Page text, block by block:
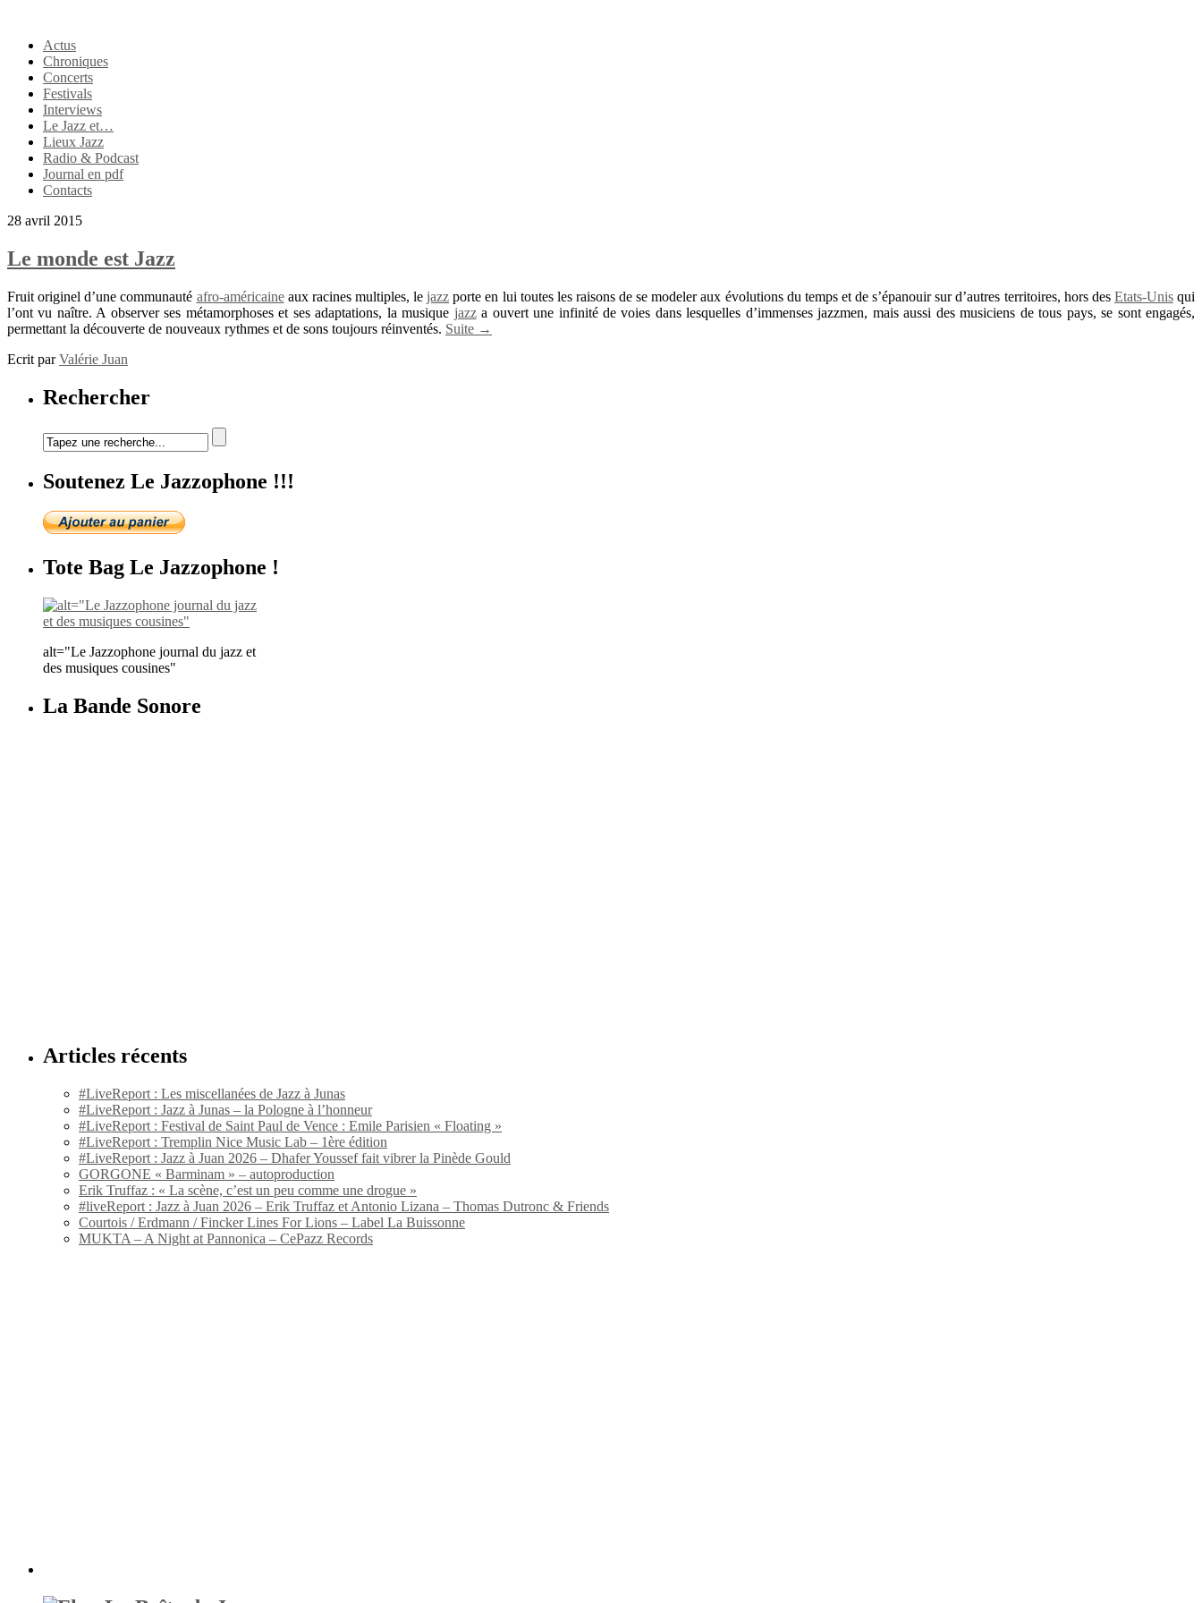
Actus
Chroniques
Concerts
Festivals
Interviews
Le Jazz et…
Lieux Jazz
Radio & Podcast
Journal en pdf
Contacts
28 avril 2015
Le monde est Jazz
Fruit originel d’une communauté afro-américaineaux racines multiples, lejazz porte en lui toutes les raisons de se modeler aux évolutions du temps et de s’épanouir sur d’autres territoires, hors des Etats-Unisqui
l’ont vu naître. A observer ses métamorphoses et ses adaptations, la musique jazza ouvert une infinité de voies dans lesquelles d’immenses jazzmen, mais aussi des musiciens de tous pays, se sont engagés,
permettant la découverte de nouveaux rythmes et de sons toujours réinventés. Suite →
Ecrit parValérie Juan
Rechercher
Soutenez Le Jazzophone !!!
Tote Bag Le Jazzophone !
alt="Le Jazzophone journal du jazz et
des musiques cousines"
La Bande Sonore
Articles récents
#LiveReport : Les miscellanées de Jazz à Junas
#LiveReport : Jazz à Junas – la Pologne à l’honneur
#LiveReport : Festival de Saint Paul de Vence : Emile Parisien « Floating »
#LiveReport : Tremplin Nice Music Lab – 1ère édition
#LiveReport : Jazz à Juan 2026 – Dhafer Youssef fait vibrer la Pinède Gould
GORGONE « Barminam » – autoproduction
Erik Truffaz : « La scène, c’est un peu comme une drogue »
#liveReport : Jazz à Juan 2026 – Erik Truffaz et Antonio Lizana – Thomas Dutronc & Friends
Courtois / Erdmann / Fincker Lines For Lions – Label La Buissonne
MUKTA – A Night at Pannonica – CePazz Records